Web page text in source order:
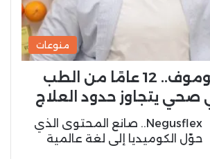
منوعات
د. أوليغ أباكوموف.. 12 عامًا من الطب
صحي يتجاوز حدود العلاج
Negusflex.. صانع المحتوى الذي
حوّل الكوميديا إلى لغة عالمية